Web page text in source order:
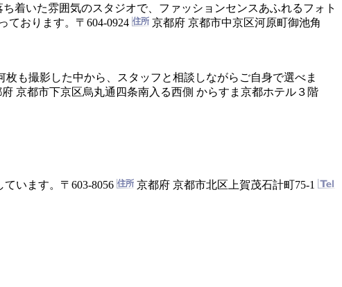
着いた雰囲気のスタジオで、ファッションセンスあふれるフォト
ております。 〒604-0924
京都府 京都市中京区河原町御池角
も撮影した中から、スタッフと相談しながらご自身で選べま
京都市下京区烏丸通四条南入る西側 からすま京都ホテル３階
います。 〒603-8056
京都府 京都市北区上賀茂石計町75-1